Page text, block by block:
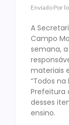
Enviado Por
A
Campo
semana,
materiais
“Todos
Prefeitura
desses
ensino.